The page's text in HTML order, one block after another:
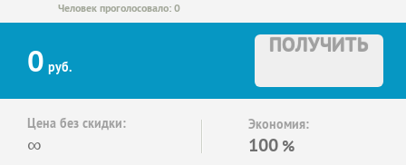
Человек проголосовало: 0
0 руб.
ПОЛУЧИТЬ
Цена без скидки:
∞
Экономия:
100 %